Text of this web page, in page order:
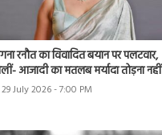
रनौत का विवादित बयान पर पलटवार,
आजादी का मतलब मर्यादा तोड़ना नहीं
29 July 2026 - 7:00 PM